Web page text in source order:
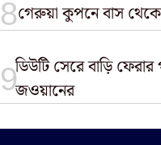
গেরুয়া কুপনে বাস
ডিউটি সেরে বাড়ি
জওয়ানের